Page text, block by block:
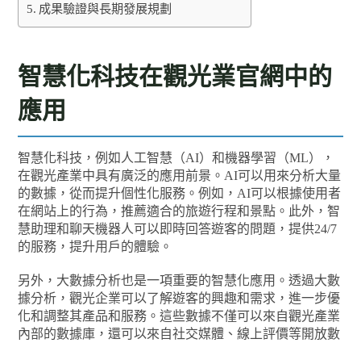
成果驗證與長期發展規劃
智慧化科技在觀光業官網中的
應用
智慧化科技，例如人工智慧（AI）和機器學習（ML），
在觀光產業中具有廣泛的應用前景。AI可以用來分析大量
的數據，從而提升個性化服務。例如，AI可以根據使用者
在網站上的行為，推薦適合的旅遊行程和景點。此外，智
慧助理和聊天機器人可以即時回答遊客的問題，提供24/7
的服務，提升用戶的體驗。
另外，大數據分析也是一項重要的智慧化應用。透過大數
據分析，觀光企業可以了解遊客的興趣和需求，進一步優
化和調整其產品和服務。這些數據不僅可以來自觀光產業
內部的數據庫，還可以來自社交媒體、線上評價等開放數